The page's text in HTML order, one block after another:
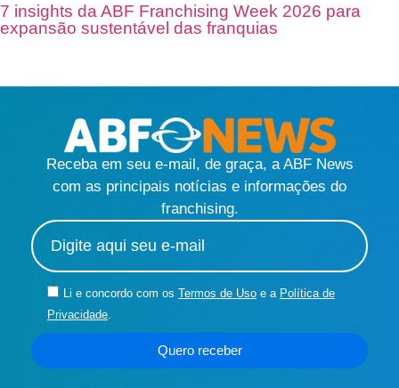
7 insights da ABF Franchising Week 2026 para
expansão sustentável das franquias
Receba em seu e-mail, de graça, a ABF News
com as principais notícias e informações do
franchising.
Li e concordo com os Termos de Uso e a Política de
Privacidade
Quero receber